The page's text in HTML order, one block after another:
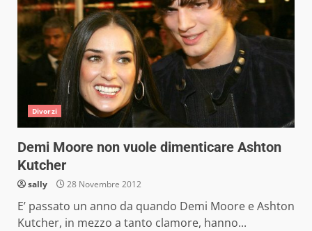
Divorzi
Demi Moore non vuole dimenticare Ashton
Kutcher
sally 28 Novembre 2012
E’ passato un anno da quando Demi Moore e Ashton
Kutcher, in mezzo a tanto clamore, hanno...